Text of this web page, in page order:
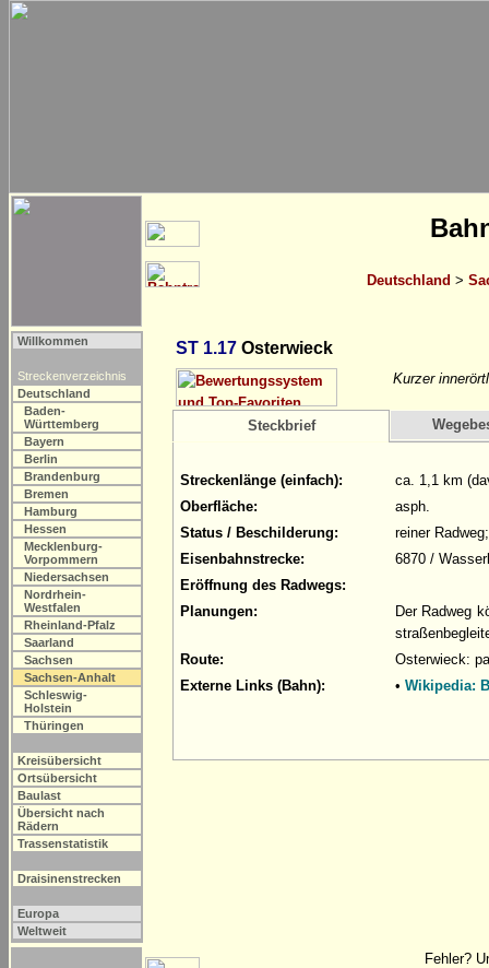
Deutschland >
Willkommen
Streckenverzeichnis
Deutschland
Baden-
Württemberg
Bayern
Berlin
Brandenburg
Bremen
Hamburg
Hessen
Mecklenburg-
Vorpommern
Niedersachsen
Nordrhein-
Westfalen
Rheinland-Pfalz
Saarland
Sachsen
Sachsen-Anhalt
Schleswig-
Holstein
Thüringen
Kreisübersicht
Ortsübersicht
Baulast
Übersicht nach
Rädern
Trassenstatistik
Draisinenstrecken
Europa
Weltweit
ST 1.17 Osterwieck
Kurzer
Steckbrief
Streckenlänge (einfach):
ca. 1,1 km
Oberfläche:
asph.
Status / Beschilderung:
reiner
Eisenbahnstrecke:
6870 /
Eröffnung des Radwegs:
Planungen:
Der Radweg
Route:
Osterwieck:
Externe Links (Bahn):
• Wikipedia:
Fehler?